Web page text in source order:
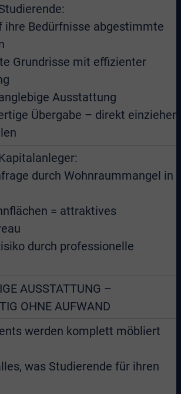
ihre Bedürfnisse abgestimmte
Grundrisse mit effizienter
Ausstattung
Übergabe – direkt einziehen
durch Wohnraummangel in
= attraktives
durch professionelle
AUSSTATTUNG –
OHNE AUFWAND
werden komplett möbliert
was Studierende für ihren